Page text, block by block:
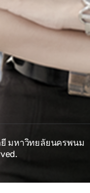
มหาวิทยลัยนครพนม